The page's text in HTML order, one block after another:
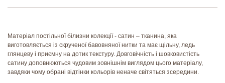
Матеріал постільної білизни колекції - сатин – тканина, яка
виготовляється із скрученої бавовняної нитки та має щільну, ледь
глянцеву і приємну на дотик текстуру. Довговічність і шовковистість
сатину доповнюються чудовим зовнішнім виглядом цього матеріалу,
завдяки чому обрані відтінки кольорів неначе світяться зсередини.